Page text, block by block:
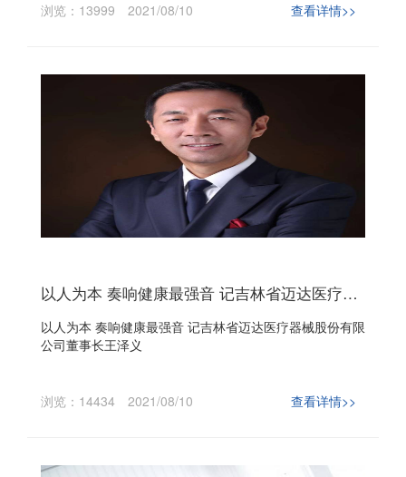
浏览：13999 2021/08/10 查看详情>>
以人为本 奏响健康最强音 记吉林省迈达医疗器械股份有限公司董事长王泽义
以人为本 奏响健康最强音 记吉林省迈达医疗器械股份有限
公司董事长王泽义
浏览：14434 2021/08/10 查看详情>>